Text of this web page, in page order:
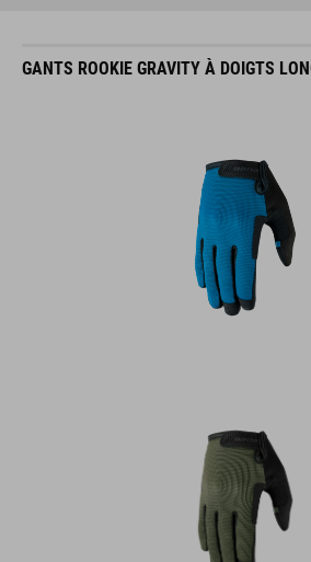
GANTS ROOKIE GRAVITY À DOIGTS